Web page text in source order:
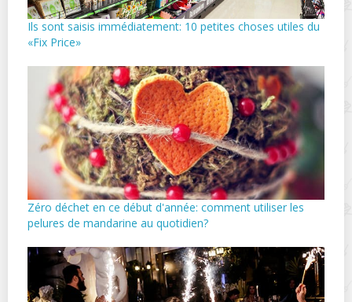
Ils sont saisis immédiatement: 10 petites choses utiles du
«Fix Price»
Zéro déchet en ce début d'année: comment utiliser les
pelures de mandarine au quotidien?